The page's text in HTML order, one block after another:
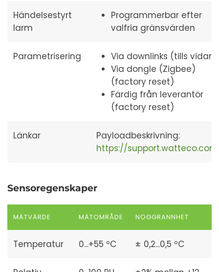
Händelsestyrt
larm
Programmerbar efter
valfria gränsvärden
Parametrisering
Via downlinks (tills
Via dongle (Zigbee)
(factory reset)
Färdig från leverantör
(factory reset)
Länkar
Payloadbeskrivning:
https://
Sensoregenskaper
MÄTVÄRDE MÄTOMRÅDE NOGGRANNHET
Temperatur 0...+55 ºC ± 0,2...0,5 ºC